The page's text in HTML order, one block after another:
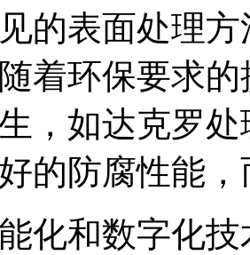
的表面处理
着环保要求
，如达克罗
的防腐性能
化和数字化